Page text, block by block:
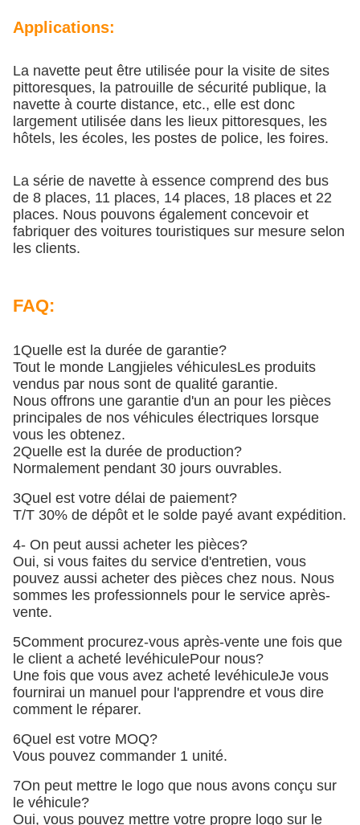
Applications:
La navette peut être utilisée pour la visite de sites
pittoresques, la patrouille de sécurité publique, la
navette à courte distance, etc., elle est donc
largement utilisée dans les lieux pittoresques, les
hôtels, les écoles, les postes de police, les foires.
La série de navette à essence comprend des bus
de 8 places, 11 places, 14 places, 18 places et 22
places. Nous pouvons également concevoir et
fabriquer des voitures touristiques sur mesure selon
les clients.
FAQ:
1Quelle est la durée de garantie?
Tout le monde Langjie les véhiculesLes produits
vendus par nous sont de qualité garantie.
Nous offrons une garantie d'un an pour les pièces
principales de nos véhicules électriques lorsque
vous les obtenez.
2Quelle est la durée de production?
Normalement pendant 30 jours ouvrables.
3Quel est votre délai de paiement?
T/T 30% de dépôt et le solde payé avant expédition.
4- On peut aussi acheter les pièces?
Oui, si vous faites du service d'entretien, vous
pouvez aussi acheter des pièces chez nous. Nous
sommes les professionnels pour le service après-
vente.
5Comment procurez-vous après-vente une fois que
le client a acheté levéhiculePour nous?
Une fois que vous avez acheté levéhiculeJe vous
fournirai un manuel pour l'apprendre et vous dire
comment le réparer.
6Quel est votre MOQ?
Vous pouvez commander 1 unité.
7On peut mettre le logo que nous avons conçu sur
le véhicule?
Oui, vous pouvez mettre votre propre logo sur le